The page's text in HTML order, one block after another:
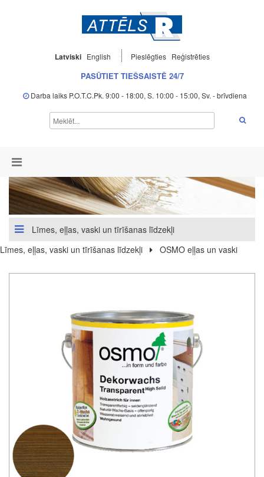
Latviski English Pieslēgties Reģistrēties
PASŪTIET TIEŠSAISTĒ 24/7
Darba laiks P.O.T.C.Pk. 9:00 - 18:00, S. 10:00 - 15:00, Sv. - brīvdiena
Līmes, eļļas, vaski un tīrīšanas līdzekļi
Līmes, eļļas, vaski un tīrīšanas līdzekļi
OSMO eļļas un vaski